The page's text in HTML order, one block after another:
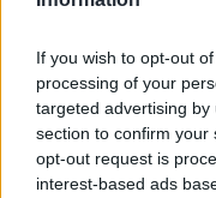
If you wish to opt-out
processing of your
targeted advertising
section to confirm your
opt-out request is
interest-based ads